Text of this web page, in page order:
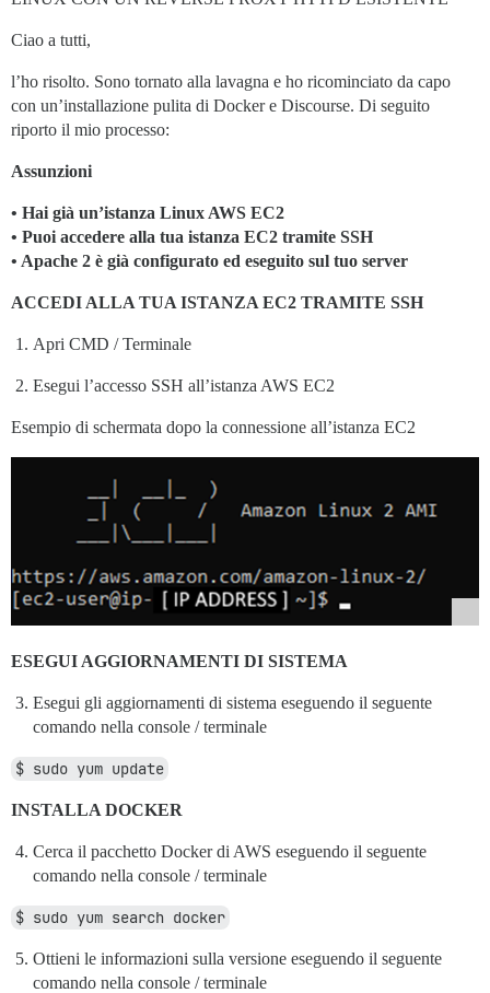
Ciao a tutti,
l’ho risolto. Sono tornato alla lavagna e ho ricominciato da capo
con un’installazione pulita di Docker e Discourse. Di seguito
riporto il mio processo:
Assunzioni
• Hai già un’istanza Linux AWS EC2
• Puoi accedere alla tua istanza EC2 tramite SSH
• Apache 2 è già configurato ed eseguito sul tuo server
ACCEDI ALLA TUA ISTANZA EC2 TRAMITE SSH
Apri CMD / Terminale
Esegui l’accesso SSH all’istanza AWS EC2
Esempio di schermata dopo la connessione all’istanza EC2
ESEGUI AGGIORNAMENTI DI SISTEMA
Esegui gli aggiornamenti di sistema eseguendo il seguente
comando nella console / terminale
$ sudo yum update
INSTALLA DOCKER
Cerca il pacchetto Docker di AWS eseguendo il seguente
comando nella console / terminale
$ sudo yum search docker
Ottieni le informazioni sulla versione eseguendo il seguente
comando nella console / terminale